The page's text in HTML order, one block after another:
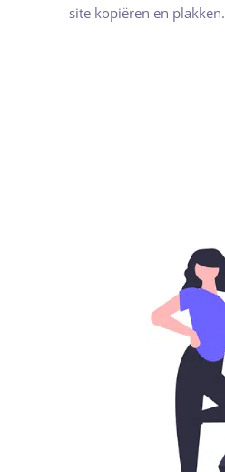
site kopiëren en plakken.